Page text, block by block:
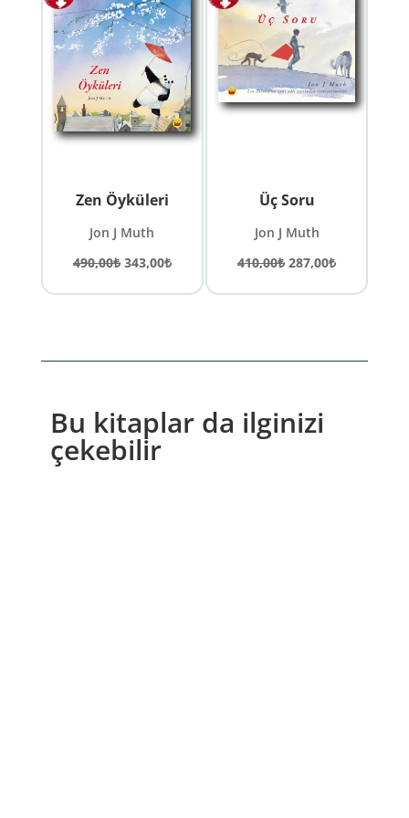
Zen Öyküleri
Jon J Muth
490,00₺ Orijinal
343,00₺Şu
andaki
Üç Soru
Jon J Muth
410,00₺ Orijinal
287,00₺Şu
andaki
Bu kitaplar da ilginizi
çekebilir